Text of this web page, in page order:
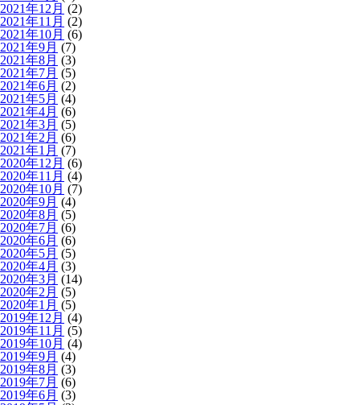
2021年12月 (2)
2021年11月 (2)
2021年10月 (6)
2021年9月 (7)
2021年8月 (3)
2021年7月 (5)
2021年6月 (2)
2021年5月 (4)
2021年4月 (6)
2021年3月 (5)
2021年2月 (6)
2021年1月 (7)
2020年12月 (6)
2020年11月 (4)
2020年10月 (7)
2020年9月 (4)
2020年8月 (5)
2020年7月 (6)
2020年6月 (6)
2020年5月 (5)
2020年4月 (3)
2020年3月 (14)
2020年2月 (5)
2020年1月 (5)
2019年12月 (4)
2019年11月 (5)
2019年10月 (4)
2019年9月 (4)
2019年8月 (3)
2019年7月 (6)
2019年6月 (3)